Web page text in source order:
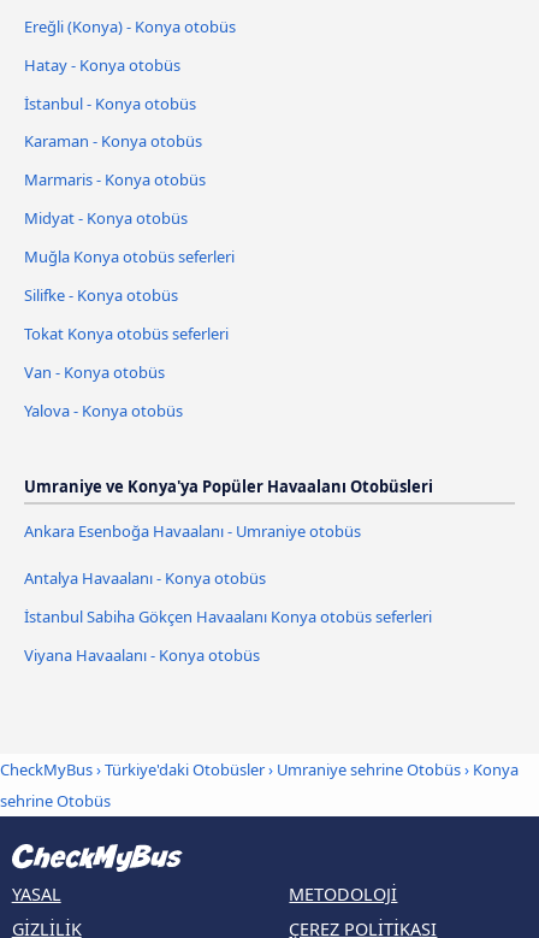
Ereğli (Konya) - Konya otobüs
Hatay - Konya otobüs
İstanbul - Konya otobüs
Karaman - Konya otobüs
Marmaris - Konya otobüs
Midyat - Konya otobüs
Muğla Konya otobüs seferleri
Silifke - Konya otobüs
Tokat Konya otobüs seferleri
Van - Konya otobüs
Yalova - Konya otobüs
Umraniye ve Konya'ya Popüler Havaalanı Otobüsleri
Ankara Esenboğa Havaalanı - Umraniye otobüs
Antalya Havaalanı - Konya otobüs
İstanbul Sabiha Gökçen Havaalanı Konya otobüs seferleri
Viyana Havaalanı - Konya otobüs
CheckMyBus›Türkiye'daki Otobüsler› Umraniye sehrine Otobüs› Konya
sehrine Otobüs
YASAL
GIZLILIK
METODOLOJI
ÇEREZ POLITIKASI